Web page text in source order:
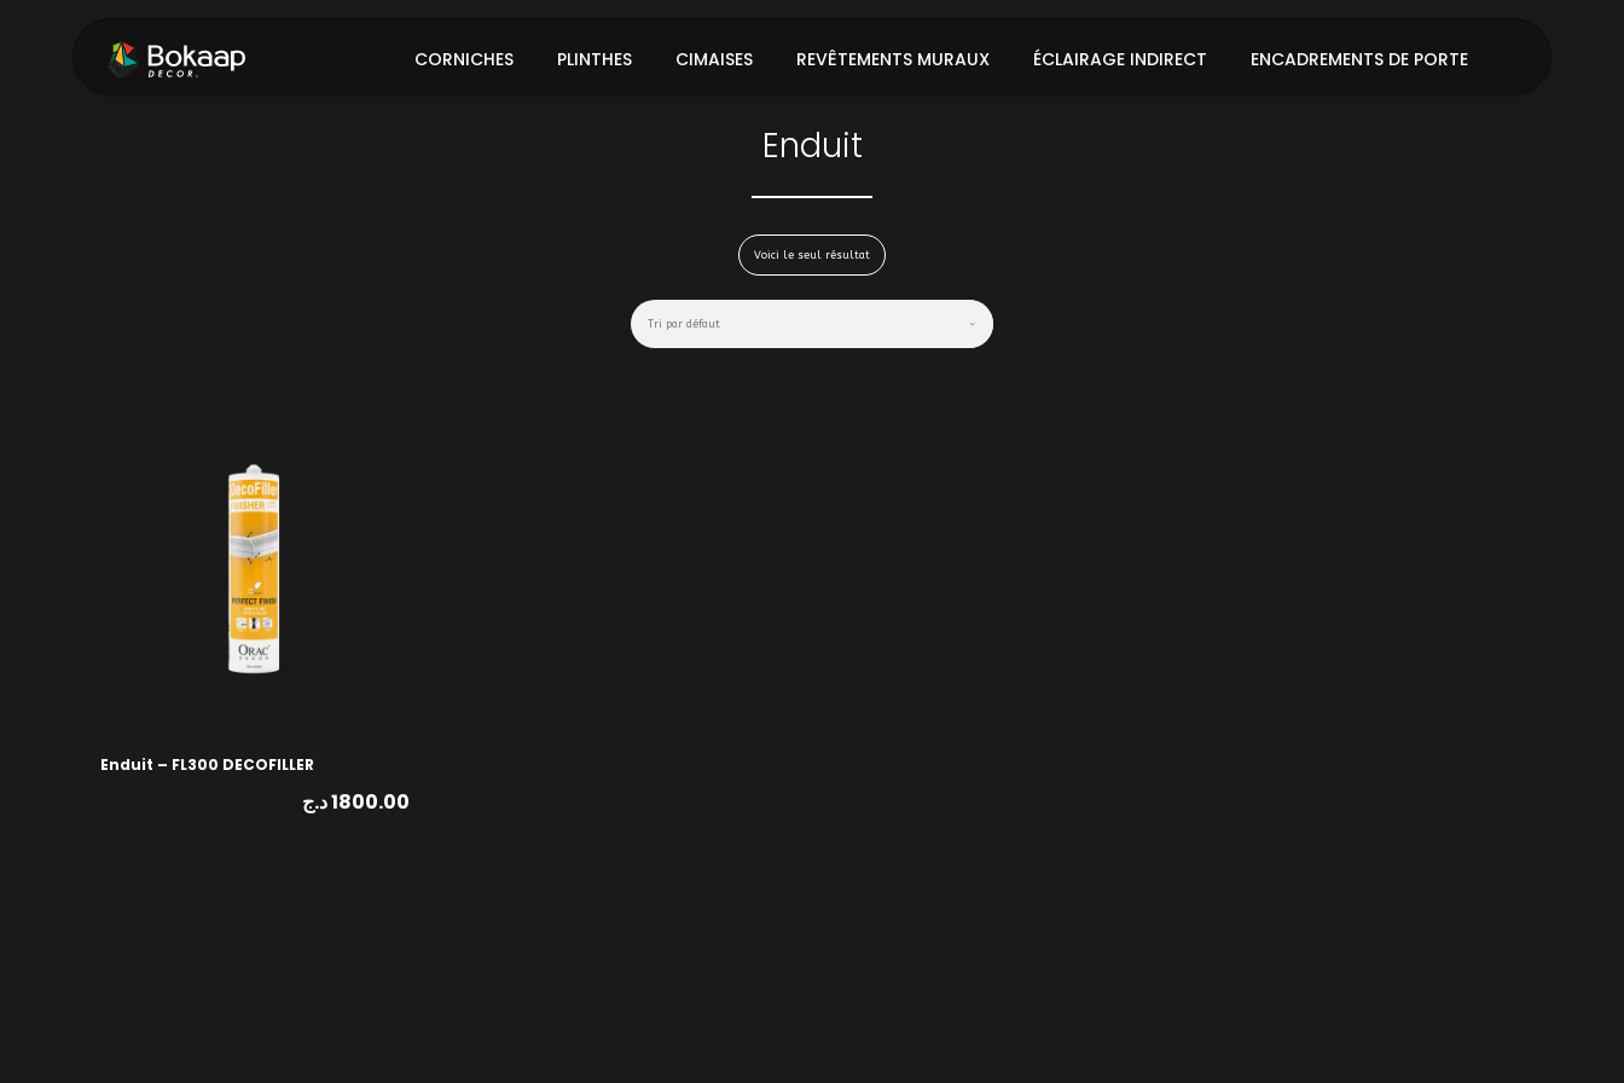
CORNICHES PLINTHES CIMAISES REVÊTEMENTS MURAUX ÉCLAIRAGE INDIRECT ENCADREMENTS DE PORTE
Enduit
Voici le seul résultat
Enduit – FL300 DECOFILLER
1800.00د.ج